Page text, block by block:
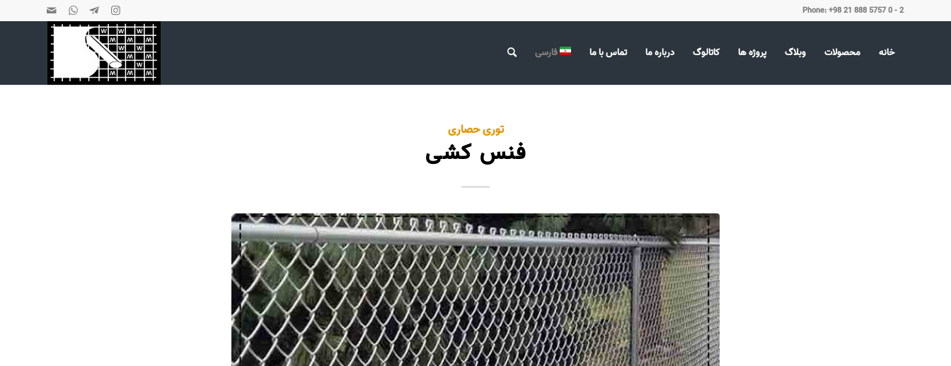
Phone: +98 21 888 5757 0 - 2
خانه محصولات وبلاگ پروژه ها کاتالوگ درباره ما تماس با ما فارسی
توری حصاری
فنس کشی